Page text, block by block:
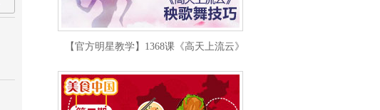
【官方明星教学】1368课《高天上流云》秧歌舞技巧